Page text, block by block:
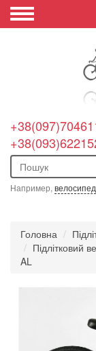
Например, велосипед
Головна
Підлітковий
AL